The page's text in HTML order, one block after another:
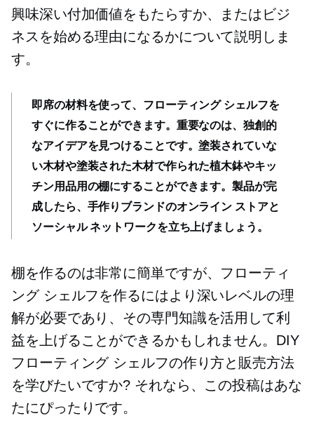
興味深い付加価値をもたらすか、またはビジ
ネスを始める理由になるかについて説明しま
す。
即席の材料を使って、フローティング シェルフを
すぐに作ることができます。重要なのは、独創的
なアイデアを見つけることです。塗装されていな
い木材や塗装された木材で作られた植木鉢やキッ
チン用品用の棚にすることができます。製品が完
成したら、手作りブランドのオンライン ストアと
ソーシャル ネットワークを立ち上げましょう。
棚を作るのは非常に簡単ですが、フローティ
ング シェルフを作るにはより深いレベルの理
解が必要であり、その専門知識を活用して利
益を上げることができるかもしれません。DIY
フローティング シェルフの作り方と販売方法
を学びたいですか? それなら、この投稿はあな
たにぴったりです。